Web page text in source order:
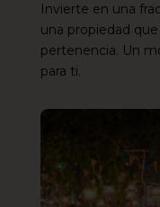
Invierte en una
una propiedad
pertenencia. Un
para ti.